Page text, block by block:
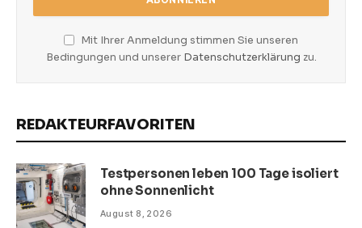
Mit Ihrer Anmeldung stimmen Sie unseren
Bedingungen und unserer Datenschutzerklärung zu.
REDAKTEURFAVORITEN
Testpersonen leben 100 Tage isoliert
ohne Sonnenlicht
August 8, 2026